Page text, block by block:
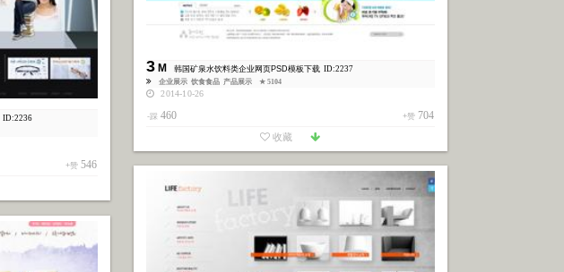
3M 韩国矿泉水饮料类企业网页PSD模板下载 ID:2237
企业展示 饮食食品 产品展示 ★ 5104
2014-10-26
-踩 460 +赞704
收藏
ID:2236
+赞546